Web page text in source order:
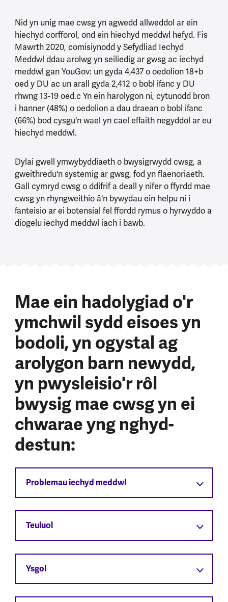
Nid yn unig mae cwsg yn agwedd allweddol ar ein
hiechyd corfforol, ond ein hiechyd meddwl hefyd. Fis
Mawrth 2020, comisiynodd y Sefydliad Iechyd
Meddwl ddau arolwg yn seiliedig ar gwsg ac iechyd
meddwl gan YouGov: un gyda 4,437 o oedolion 18+b
oed y DU ac un arall gyda 2,412 o bobl ifanc y DU
rhwng 13-19 oed.c Yn ein harolygon ni, cytunodd bron
i hanner (48%) o oedolion a dau draean o bobl ifanc
(66%) bod cysgu'n wael yn cael effaith negyddol ar eu
hiechyd meddwl.
Dylai gwell ymwybyddiaeth o bwysigrwydd cwsg, a
gweithredu'n systemig ar gwsg, fod yn flaenoriaeth.
Gall cymryd cwsg o ddifrif a deall y nifer o ffyrdd mae
cwsg yn rhyngweithio â'n bywydau ein helpu ni i
fanteisio ar ei botensial fel ffordd rymus o hyrwyddo a
diogelu iechyd meddwl iach i bawb.
Mae ein hadolygiad o'r
ymchwil sydd eisoes yn
bodoli, yn ogystal ag
arolygon barn newydd,
yn pwysleisio'r rôl
bwysig mae cwsg yn ei
chwarae yng nghyd-
destun:
Problemau iechyd meddwl
Teuluol
Ysgol